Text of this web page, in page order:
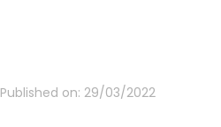
Published on: 29/03/2022